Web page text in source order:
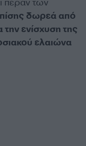
πέραν των
δωρεά από
ενίσχυση της
ελαιώνα